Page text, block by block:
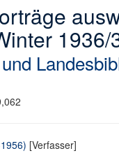
[Verfasser]